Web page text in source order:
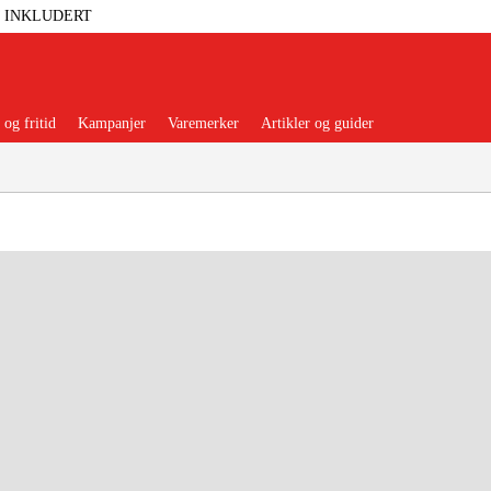
INKLUDERT
og fritid Kampanjer Varemerker Artikler og guider